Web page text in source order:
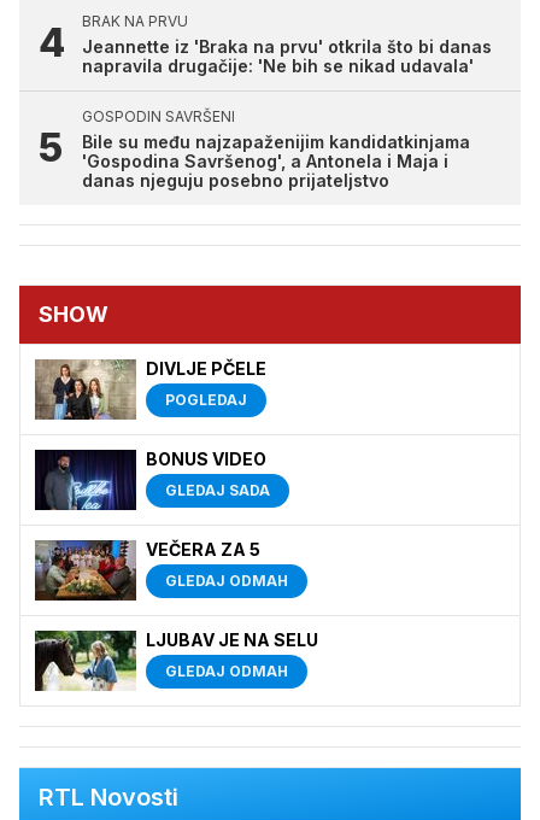
BRAK NA PRVU
Jeannette iz 'Braka na prvu' otkrila što bi danas
napravila drugačije: 'Ne bih se nikad udavala'
GOSPODIN SAVRŠENI
Bile su među najzapaženijim kandidatkinjama
'Gospodina Savršenog', a Antonela i Maja i
danas njeguju posebno prijateljstvo
SHOW
DIVLJE PČELE
POGLEDAJ
BONUS VIDEO
GLEDAJ SADA
VEČERA ZA 5
GLEDAJ ODMAH
LJUBAV JE NA SELU
GLEDAJ ODMAH
RTL Novosti